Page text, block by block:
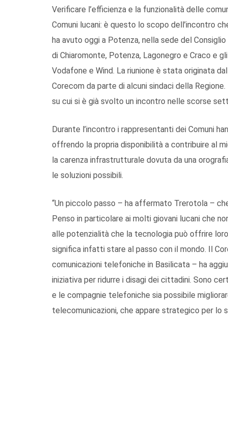
Verificare l’efficienza e la funzionalità delle
Comuni lucani: è questo lo scopo dell’incontro
ha avuto oggi a Potenza, nella sede del
di Chiaromonte, Potenza, Lagonegro e Craco e
Vodafone e Wind. La riunione è stata originata
Corecom da parte di alcuni sindaci della
su cui si è già svolto un incontro nelle scorse
Durante l’incontro i rappresentanti dei Comuni
offrendo la propria disponibilità a contribuire al
la carenza infrastrutturale dovuta da una
le soluzioni possibili.
“Un piccolo passo – ha affermato Trerotola –
Penso in particolare ai molti giovani lucani che
alle potenzialità che la tecnologia può offrire loro
significa infatti stare al passo con il mondo. Il
comunicazioni telefoniche in Basilicata – ha
iniziativa per ridurre i disagi dei cittadini. Sono
e le compagnie telefoniche sia possibile
telecomunicazioni, che appare strategico per lo